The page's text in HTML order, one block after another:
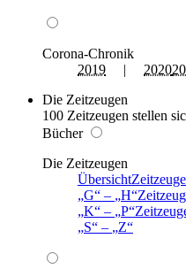
Corona-Chronik
2019 | 2020
Die Zeitzeugen
100 Zeitzeugen stellen
Bücher
Die Zeitzeugen
Übersicht
G
– H
K
– P
S
– Z